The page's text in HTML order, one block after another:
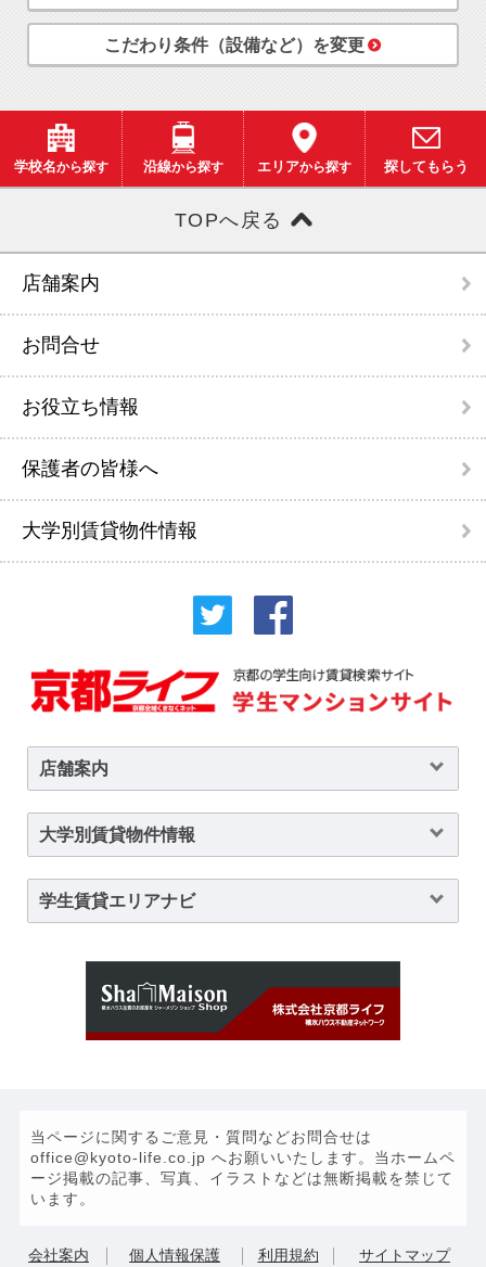
こだわり条件（設備など）を変更
学校名から探す 沿線から探す エリアから探す 探してもらう
TOPへ戻る
店舗案内
お問合せ
お役立ち情報
保護者の皆様へ
大学別賃貸物件情報
店舗案内
大学別賃貸物件情報
学生賃貸エリアナビ
当ページに関するご意見・質問などお問合せは
office@kyoto-life.co.jp へお願いいたします。当ホームペ
ージ掲載の記事、写真、イラストなどは無断掲載を禁じて
います。
会社案内 個人情報保護 利用規約 サイトマップ